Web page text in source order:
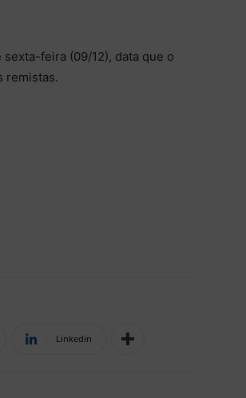
feira (09/12), data que o
remistas.
Linkedin